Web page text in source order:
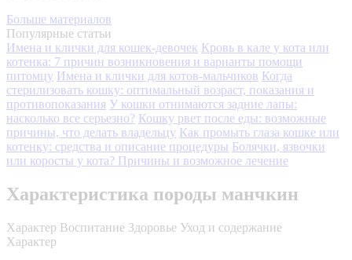
Больше материалов
Популярные статьи
Имена и клички для кошек-девочек Кровь в кале у кота или
котенка: 7 причин возникновения и варианты помощи
питомцу Имена и клички для котов-мальчиков Когда
стерилизовать кошку: оптимальный возраст, показания и
противопоказания У кошки отнимаются задние лапы:
насколько все серьезно? Кошку рвет после еды: возможные
причины, что делать владельцу Как промыть глаза кошке или
котенку: средства и описание процедуры Болячки, язвочки
или коросты у кота? Причины и возможное лечение
Характеристика породы манчкин
Характер Воспитание Здоровье Уход и содержание
Характер